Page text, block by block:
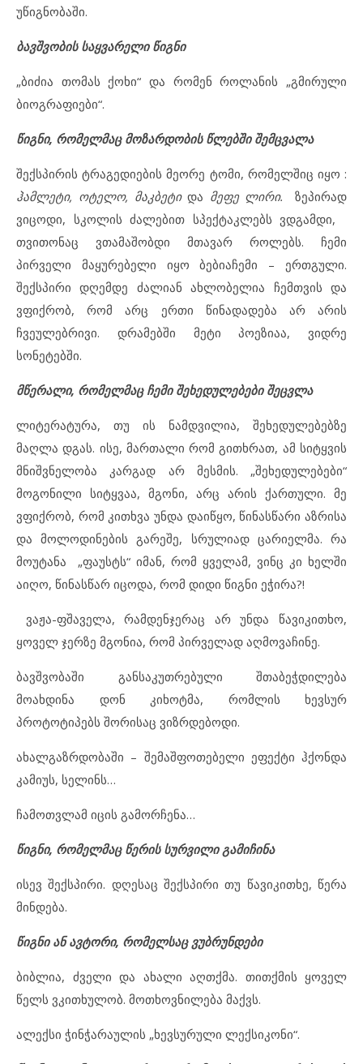
უწიგნობაში.
ბავშვობის საყვარელი წიგნი
„ბიძია თომას ქოხი“ და რომენ როლანის „გმირული
ბიოგრაფიები“.
წიგნი, რომელმაც მოზარდობის წლებში შემცვალა
შექსპირის ტრაგედიების მეორე ტომი, რომელშიც იყო :
ჰამლეტი, ოტელო, მაკბეტიდა მეფე ლირი. ზეპირად
ვიცოდი, სკოლის ძალებით სპექტაკლებს ვდგამდი,
თვითონაც ვთამაშობდი მთავარ როლებს. ჩემი
პირველი მაყურებელი იყო ბებიაჩემი – ერთგული.
შექსპირი დღემდე ძალიან ახლობელია ჩემთვის და
ვფიქრობ, რომ არც ერთი წინადადება არ არის
ჩვეულებრივი. დრამებში მეტი პოეზიაა, ვიდრე
სონეტებში.
მწერალი, რომელმაც ჩემი შეხედულებები შეცვლა
ლიტერატურა, თუ ის ნამდვილია, შეხედულებებზე
მაღლა დგას. ისე, მართალი რომ გითხრათ, ამ სიტყვის
მნიშვნელობა კარგად არ მესმის. „შეხედულებები“
მოგონილი სიტყვაა, მგონი, არც არის ქართული. მე
ვფიქრობ, რომ კითხვა უნდა დაიწყო, წინასწარი აზრისა
და მოლოდინების გარეშე, სრულიად ცარიელმა. რა
მოუტანა „ფაუსტს“ იმან, რომ ყველამ, ვინც კი ხელში
აიღო, წინასწარ იცოდა, რომ დიდი წიგნი ეჭირა?!
ვაჟა-ფშაველა, რამდენჯერაც არ უნდა წავიკითხო,
ყოველ ჯერზე მგონია, რომ პირველად აღმოვაჩინე.
ბავშვობაში განსაკუთრებული შთაბეჭდილება
მოახდინა დონ კიხოტმა, რომლის ხევსურ
პროტოტიპებს შორისაც ვიზრდებოდი.
ახალგაზრდობაში – შემაშფოთებელი ეფექტი ჰქონდა
კამიუს, სელინს…
ჩამოთვლამ იცის გამორჩენა…
წიგნი, რომელმაც წერის სურვილი გამიჩინა
ისევ შექსპირი. დღესაც შექსპირი თუ წავიკითხე, წერა
მინდება.
წიგნი ან ავტორი, რომელსაც ვუბრუნდები
ბიბლია, ძველი და ახალი აღთქმა. თითქმის ყოველ
წელს ვკითხულობ. მოთხოვნილება მაქვს.
ალექსი ჭინჭარაულის „ხევსურული ლექსიკონი“.